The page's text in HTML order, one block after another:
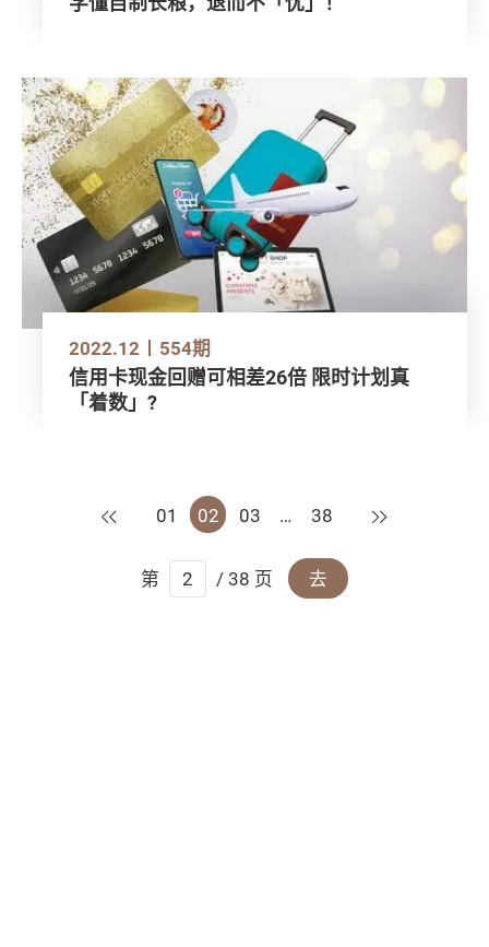
2022.12 554期
信用卡现金回赠可相差26倍 限时计划真
「着数」?
上一页
01 02 03 … 38 下一页
第 / 38 页 去